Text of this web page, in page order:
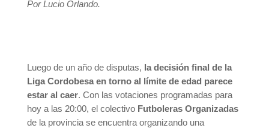
Por Lucio Orlando.
Luego de un año de disputas, la decisión final de la
Liga Cordobesa en torno al límite de edad parece
estar al caer. Con las votaciones programadas para
hoy a las 20:00, el colectivo Futboleras Organizadas
de la provincia se encuentra organizando una